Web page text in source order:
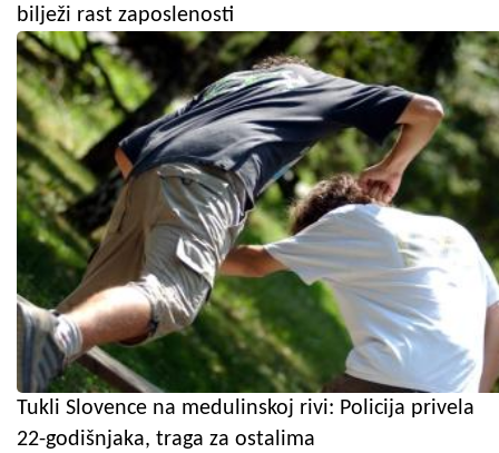
bilježi rast zaposlenosti
Tukli Slovence na medulinskoj rivi: Policija privela
22-godišnjaka, traga za ostalima